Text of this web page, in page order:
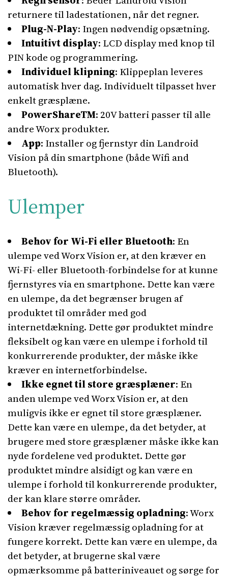
returnere til ladestationen, når det regner.
Plug-N-Play: Ingen nødvendig opsætning.
Intuitivt display: LCD display med knop til
PIN kode og programmering.
Individuel klipning: Klippeplan leveres
automatisk hver dag. Individuelt tilpasset hver
enkelt græsplæne.
PowerShareTM: 20V batteri passer til alle
andre Worx produkter.
App: Installer og fjernstyr din Landroid
Vision på din smartphone (både Wifi and
Bluetooth).
Ulemper
Behov for Wi-Fi eller Bluetooth: En
ulempe ved Worx Vision er, at den kræver en
Wi-Fi- eller Bluetooth-forbindelse for at kunne
fjernstyres via en smartphone. Dette kan være
en ulempe, da det begrænser brugen af
produktet til områder med god
internetdækning. Dette gør produktet mindre
fleksibelt og kan være en ulempe i forhold til
konkurrerende produkter, der måske ikke
kræver en internetforbindelse.
Ikke egnet til store græsplæner: En
anden ulempe ved Worx Vision er, at den
muligvis ikke er egnet til store græsplæner.
Dette kan være en ulempe, da det betyder, at
brugere med store græsplæner måske ikke kan
nyde fordelene ved produktet. Dette gør
produktet mindre alsidigt og kan være en
ulempe i forhold til konkurrerende produkter,
der kan klare større områder.
Behov for regelmæssig opladning: Worx
Vision kræver regelmæssig opladning for at
fungere korrekt. Dette kan være en ulempe, da
det betyder, at brugerne skal være
opmærksomme på batteriniveauet og sørge for